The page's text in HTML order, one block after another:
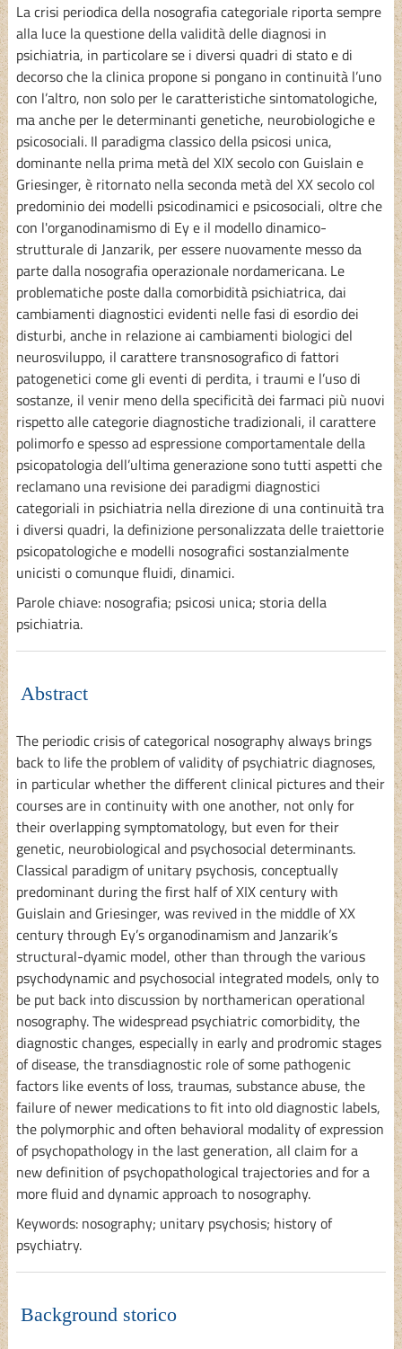
La crisi periodica della nosografia categoriale riporta sempre
alla luce la questione della validità delle diagnosi in
psichiatria, in particolare se i diversi quadri di stato e di
decorso che la clinica propone si pongano in continuità l’uno
con l’altro, non solo per le caratteristiche sintomatologiche,
ma anche per le determinanti genetiche, neurobiologiche e
psicosociali. Il paradigma classico della psicosi unica,
dominante nella prima metà del XIX secolo con Guislain e
Griesinger, è ritornato nella seconda metà del XX secolo col
predominio dei modelli psicodinamici e psicosociali, oltre che
con l'organodinamismo di Ey e il modello dinamico-
strutturale di Janzarik, per essere nuovamente messo da
parte dalla nosografia operazionale nordamericana. Le
problematiche poste dalla comorbidità psichiatrica, dai
cambiamenti diagnostici evidenti nelle fasi di esordio dei
disturbi, anche in relazione ai cambiamenti biologici del
neurosviluppo, il carattere transnosografico di fattori
patogenetici come gli eventi di perdita, i traumi e l’uso di
sostanze, il venir meno della specificità dei farmaci più nuovi
rispetto alle categorie diagnostiche tradizionali, il carattere
polimorfo e spesso ad espressione comportamentale della
psicopatologia dell’ultima generazione sono tutti aspetti che
reclamano una revisione dei paradigmi diagnostici
categoriali in psichiatria nella direzione di una continuità tra
i diversi quadri, la definizione personalizzata delle traiettorie
psicopatologiche e modelli nosografici sostanzialmente
unicisti o comunque fluidi, dinamici.
Parole chiave: nosografia; psicosi unica; storia della
psichiatria.
Abstract
The periodic crisis of categorical nosography always brings
back to life the problem of validity of psychiatric diagnoses,
in particular whether the different clinical pictures and their
courses are in continuity with one another, not only for
their overlapping symptomatology, but even for their
genetic, neurobiological and psychosocial determinants.
Classical paradigm of unitary psychosis, conceptually
predominant during the first half of XIX century with
Guislain and Griesinger, was revived in the middle of XX
century through Ey’s organodinamism and Janzarik’s
structural-dyamic model, other than through the various
psychodynamic and psychosocial integrated models, only to
be put back into discussion by northamerican operational
nosography. The widespread psychiatric comorbidity, the
diagnostic changes, especially in early and prodromic stages
of disease, the transdiagnostic role of some pathogenic
factors like events of loss, traumas, substance abuse, the
failure of newer medications to fit into old diagnostic labels,
the polymorphic and often behavioral modality of expression
of psychopathology in the last generation, all claim for a
new definition of psychopathological trajectories and for a
more fluid and dynamic approach to nosography.
Keywords: nosography; unitary psychosis; history of
psychiatry.
Background storico